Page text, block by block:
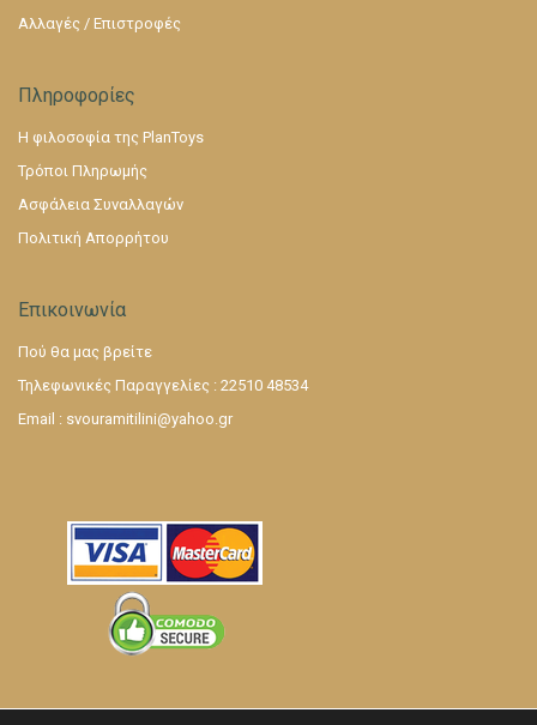
Αλλαγές / Επιστροφές
Πληροφορίες
Η φιλοσοφία της PlanToys
Τρόποι Πληρωμής
Ασφάλεια Συναλλαγών
Πολιτική Απορρήτου
Επικοινωνία
Πού θα μας βρείτε
Τηλεφωνικές Παραγγελίες : 22510 48534
Email : svouramitilini@yahoo.gr